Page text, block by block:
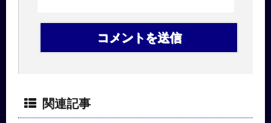
関連記事